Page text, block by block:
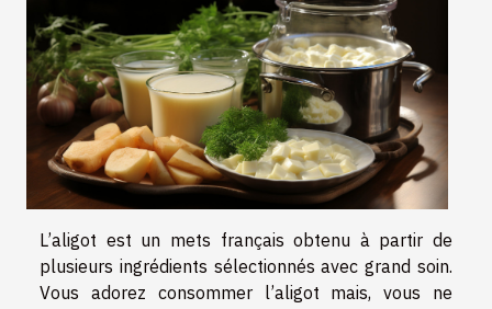
L’aligot est un mets français obtenu à partir de
plusieurs ingrédients sélectionnés avec grand soin.
Vous adorez consommer l’aligot mais, vous ne